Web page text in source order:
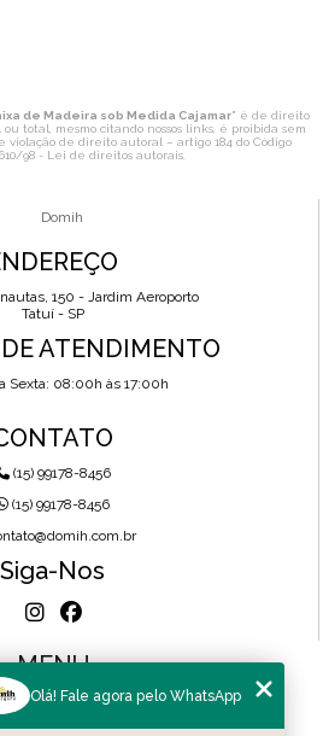
de Madeira sob Medida Cajamar" é de direito
total, mesmo citando nossos links, é proibida sem
violação de direito autoral – artigo 184 do Código
98 - Lei de direitos autorais
150 - Jardim Aeroporto
Tatuí - SP
ATENDIMENTO
Sexta: 08:00h às 17:00h
(15) 99178-8456
(15) 99178-8456
Siga-Nos
MENU
HOME
Olá! Fale agora pelo WhatsApp